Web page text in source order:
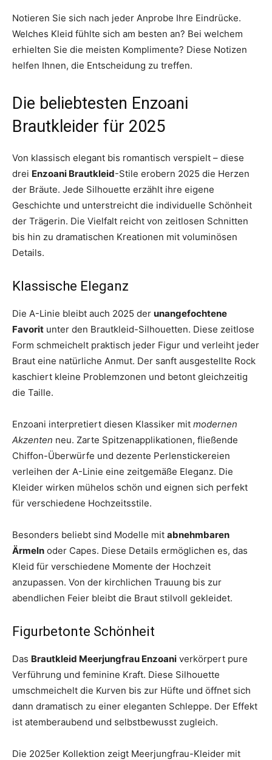
Notieren Sie sich nach jeder Anprobe Ihre Eindrücke.
Welches Kleid fühlte sich am besten an? Bei welchem
erhielten Sie die meisten Komplimente? Diese Notizen
helfen Ihnen, die Entscheidung zu treffen.
Die beliebtesten Enzoani
Brautkleider für 2025
Von klassisch elegant bis romantisch verspielt – diese
drei Enzoani Brautkleid-Stile erobern 2025 die Herzen
der Bräute. Jede Silhouette erzählt ihre eigene
Geschichte und unterstreicht die individuelle Schönheit
der Trägerin. Die Vielfalt reicht von zeitlosen Schnitten
bis hin zu dramatischen Kreationen mit voluminösen
Details.
Klassische Eleganz
Die A-Linie bleibt auch 2025 der unangefochtene
Favorit unter den Brautkleid-Silhouetten. Diese zeitlose
Form schmeichelt praktisch jeder Figur und verleiht jeder
Braut eine natürliche Anmut. Der sanft ausgestellte Rock
kaschiert kleine Problemzonen und betont gleichzeitig
die Taille.
Enzoani interpretiert diesen Klassiker mit modernen
Akzenten neu. Zarte Spitzenapplikationen, fließende
Chiffon-Überwürfe und dezente Perlenstickereien
verleihen der A-Linie eine zeitgemäße Eleganz. Die
Kleider wirken mühelos schön und eignen sich perfekt
für verschiedene Hochzeitsstile.
Besonders beliebt sind Modelle mit abnehmbaren
Ärmeln oder Capes. Diese Details ermöglichen es, das
Kleid für verschiedene Momente der Hochzeit
anzupassen. Von der kirchlichen Trauung bis zur
abendlichen Feier bleibt die Braut stilvoll gekleidet.
Figurbetonte Schönheit
Das Brautkleid Meerjungfrau Enzoani verkörpert pure
Verführung und feminine Kraft. Diese Silhouette
umschmeichelt die Kurven bis zur Hüfte und öffnet sich
dann dramatisch zu einer eleganten Schleppe. Der Effekt
ist atemberaubend und selbstbewusst zugleich.
Die 2025er Kollektion zeigt Meerjungfrau-Kleider mit